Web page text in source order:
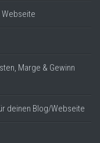
Webseite
Marge & Gewinn
deinen Blog/Webseite